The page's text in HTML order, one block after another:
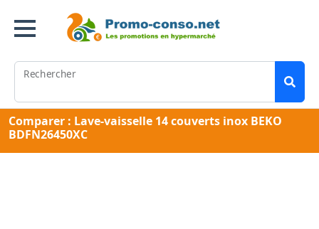
Rechercher
Comparer : Lave-vaisselle 14 couverts inox BEKO
BDFN26450XC